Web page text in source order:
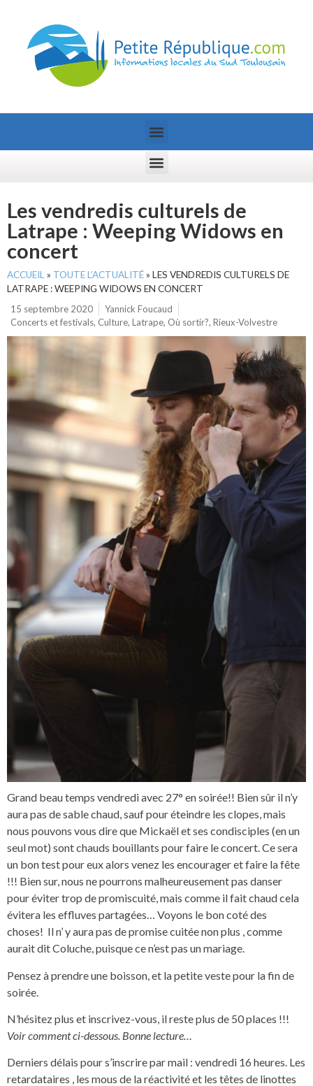
Les vendredis culturels de
Latrape : Weeping Widows en
concert
ACCUEIL » TOUTE L’ACTUALITÉ» LES VENDREDIS CULTURELS DE
LATRAPE : WEEPING WIDOWS EN CONCERT
15 septembre 2020
Yannick Foucaud
Concerts et festivals, Culture, Latrape, Où sortir?, Rieux-Volvestre
Grand beau temps vendredi avec 27° en soirée!! Bien sûr il n’y
aura pas de sable chaud, sauf pour éteindre les clopes, mais
nous pouvons vous dire que Mickaël et ses condisciples (en un
seul mot) sont chauds bouillants pour faire le concert. Ce sera
un bon test pour eux alors venez les encourager et faire la fête
!!! Bien sur, nous ne pourrons malheureusement pas danser
pour éviter trop de promiscuité, mais comme il fait chaud cela
évitera les effluves partagées… Voyons le bon coté des
choses! Il n’ y aura pas de promise cuitée non plus , comme
aurait dit Coluche, puisque ce n’est pas un mariage.
Pensez à prendre une boisson, et la petite veste pour la fin de
soirée.
N’hésitez plus et inscrivez-vous, il reste plus de 50 places !!!
Voir comment ci-dessous. Bonne lecture…
Derniers délais pour s’inscrire par mail : vendredi 16 heures. Les
retardataires , les mous de la réactivité et les têtes de linottes